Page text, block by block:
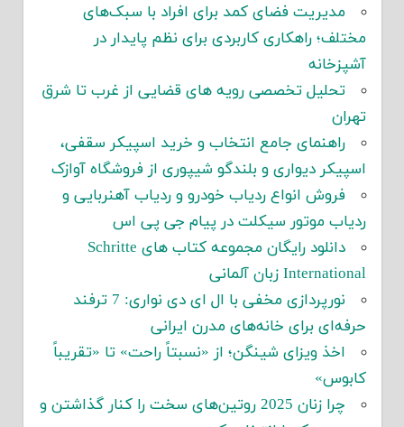
مدیریت فضای کمد برای افراد با سبک‌های
مختلف؛ راهکاری کاربردی برای نظم پایدار در
آشپزخانه
تحلیل تخصصی رویه های قضایی از غرب تا شرق
تهران
راهنمای جامع انتخاب و خرید اسپیکر سقفی،
اسپیکر دیواری و بلندگو شیپوری از فروشگاه آوازک
فروش انواع ردیاب خودرو و ردیاب آهنربایی و
ردیاب موتور سیکلت در پیام جی پی اس
دانلود رایگان مجموعه کتاب های Schritte
International زبان آلمانی
نورپردازی مخفی با ال ای دی نواری: 7 ترفند
حرفه‌ای برای خانه‌های مدرن ایرانی
اخذ ویزای شینگن؛ از «نسبتاً راحت» تا «تقریباً
کابوس»
چرا زنان 2025 روتین‌های سخت را کنار گذاشتن و